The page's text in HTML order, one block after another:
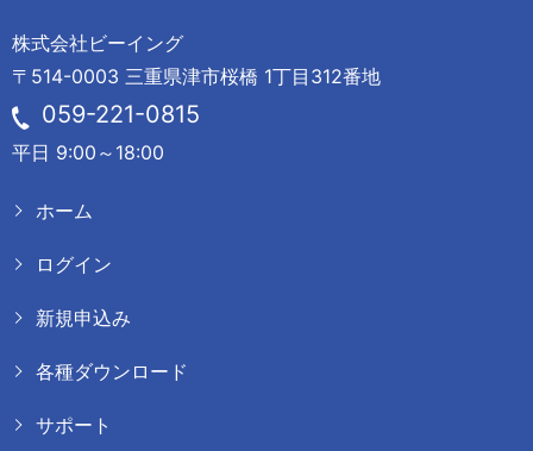
株式会社ビーイング
〒514-0003 三重県津市桜橋 1丁目312番地
059-221-0815
平日 9:00～18:00
ホーム
ログイン
新規申込み
各種ダウンロード
サポート